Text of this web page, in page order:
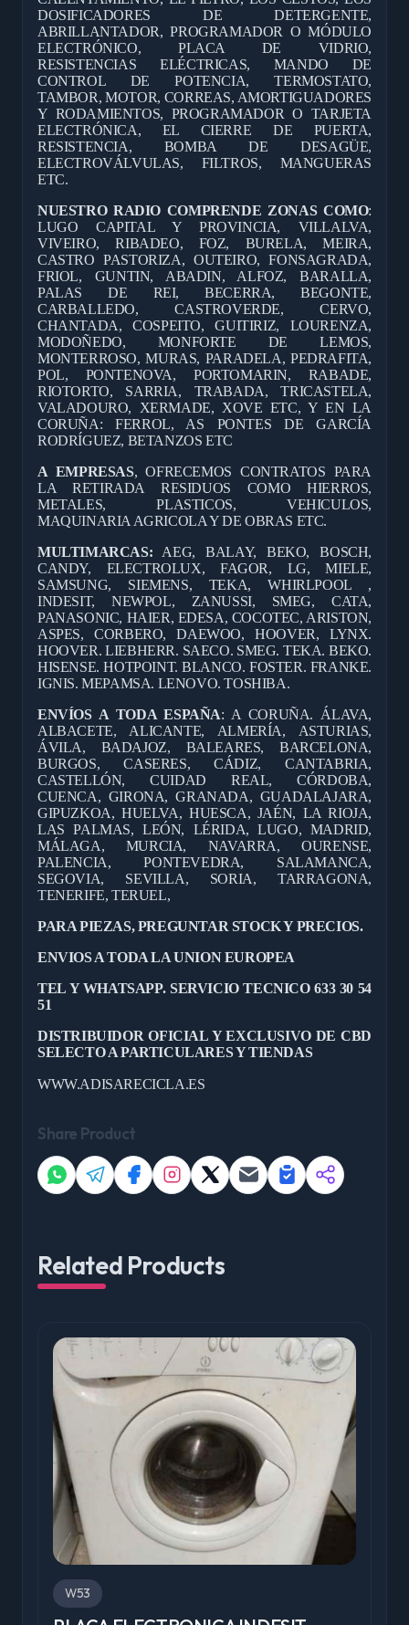
DOSIFICADORES DE DETERGENTE,
ABRILLANTADOR, PROGRAMADOR O MÓDULO
ELECTRÓNICO, PLACA DE VIDRIO,
RESISTENCIAS ELÉCTRICAS, MANDO DE
CONTROL DE POTENCIA, TERMOSTATO,
TAMBOR, MOTOR, CORREAS, AMORTIGUADORES
Y RODAMIENTOS, PROGRAMADOR O TARJETA
ELECTRÓNICA, EL CIERRE DE PUERTA,
RESISTENCIA, BOMBA DE DESAGÜE,
ELECTROVÁLVULAS, FILTROS, MANGUERAS
ETC.
NUESTRO RADIO COMPRENDE ZONAS COMO:
LUGO CAPITAL Y PROVINCIA, VILLALVA,
VIVEIRO, RIBADEO, FOZ, BURELA, MEIRA,
CASTRO PASTORIZA, OUTEIRO, FONSAGRADA,
FRIOL, GUNTIN, ABADIN, ALFOZ, BARALLA,
PALAS DE REI, BECERRA, BEGONTE,
CARBALLEDO, CASTROVERDE, CERVO,
CHANTADA, COSPEITO, GUITIRIZ, LOURENZA,
MODOÑEDO, MONFORTE DE LEMOS,
MONTERROSO, MURAS, PARADELA, PEDRAFITA,
POL, PONTENOVA, PORTOMARIN, RABADE,
RIOTORTO, SARRIA, TRABADA, TRICASTELA,
VALADOURO, XERMADE, XOVE ETC, Y EN LA
CORUÑA: FERROL, AS PONTES DE GARCÍA
RODRÍGUEZ, BETANZOS ETC
A EMPRESAS, OFRECEMOS CONTRATOS PARA
LA RETIRADA RESIDUOS COMO HIERROS,
METALES, PLASTICOS, VEHICULOS,
MAQUINARIA AGRICOLA Y DE OBRAS ETC.
MULTIMARCAS: AEG, BALAY, BEKO, BOSCH,
CANDY, ELECTROLUX, FAGOR, LG, MIELE,
SAMSUNG, SIEMENS, TEKA, WHIRLPOOL ,
INDESIT, NEWPOL, ZANUSSI, SMEG, CATA,
PANASONIC, HAIER, EDESA, COCOTEC, ARISTON,
ASPES, CORBERO, DAEWOO, HOOVER, LYNX.
HOOVER. LIEBHERR. SAECO. SMEG. TEKA. BEKO.
HISENSE. HOTPOINT. BLANCO. FOSTER. FRANKE.
IGNIS. MEPAMSA. LENOVO. TOSHIBA.
ENVÍOS A TODA ESPAÑA: A CORUÑA. ÁLAVA,
ALBACETE, ALICANTE, ALMERÍA, ASTURIAS,
ÁVILA, BADAJOZ, BALEARES, BARCELONA,
BURGOS, CASERES, CÁDIZ, CANTABRIA,
CASTELLÓN, CUIDAD REAL, CÓRDOBA,
CUENCA, GIRONA, GRANADA, GUADALAJARA,
GIPUZKOA, HUELVA, HUESCA, JAÉN, LA RIOJA,
LAS PALMAS, LEÓN, LÉRIDA, LUGO, MADRID,
MÁLAGA, MURCIA, NAVARRA, OURENSE,
PALENCIA, PONTEVEDRA, SALAMANCA,
SEGOVIA, SEVILLA, SORIA, TARRAGONA,
TENERIFE, TERUEL,
PARA PIEZAS, PREGUNTAR STOCK Y PRECIOS.
ENVIOS A TODA LA UNION EUROPEA
TEL Y WHATSAPP. SERVICIO TECNICO 633 30 54
51
DISTRIBUIDOR OFICIAL Y EXCLUSIVO DE CBD
SELECTO A PARTICULARES Y TIENDAS
WWW.ADISARECICLA.ES
Share Product
Related Products
W53